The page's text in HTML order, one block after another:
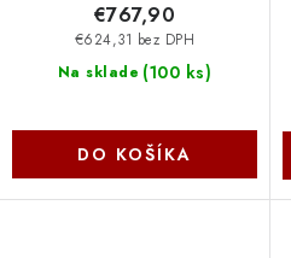
Na sklade (100 ks)
€624,31 bez DPH
€767,90
DO KOŠÍKA